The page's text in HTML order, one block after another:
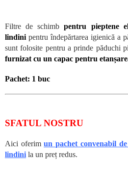
Filtre de schimb pentru pieptene
lindini pentru îndepărtarea igienică a
sunt folosite pentru a prinde păduchi
furnizat cu un capac pentru
Pachet: 1 buc
SFATUL NOSTRU
Aici oferimun pachet convenabil
lindini la un preț redus.